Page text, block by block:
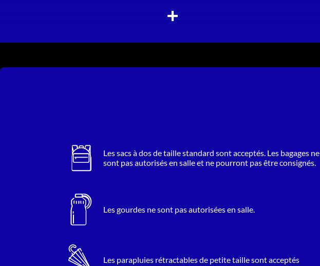
Fort des succès de ses projets inspirés du gaming
(RECHERCHE&DESTRUCTION, +99XP, GOTY EDITION), il
avec Tiakola, La Mano 1.9 et La Fève, cet album marque une
désormais de se montrer, sans pour autant perdre son aura de
mystère. Le 17 décembre 2026, il viendra défendre ce nouveau
statut et son premier album sur la scène du Zénith Paris - La Villette
Les sacs à dos de taille standard sont acceptés. Les bagages ne
sont pas autorisés en salle et ne pourront pas être consignés.
Les gourdes ne sont pas autorisées en salle.
Les parapluies rétractables de petite taille sont acceptés